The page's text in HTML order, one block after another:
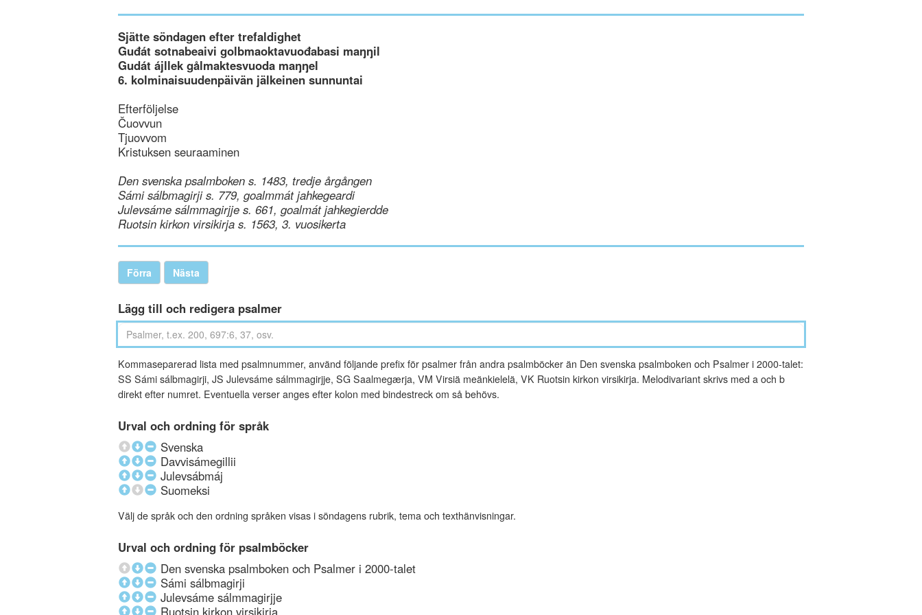
Sjätte söndagen efter trefaldighet
Guđát sotnabeaivi golbmaoktavuođabasi maŋŋil
Gudát ájllek gålmaktesvuoda maŋŋel
6. kolminaisuudenpäivän jälkeinen sunnuntai
Efterföljelse
Čuovvun
Tjuovvom
Kristuksen seuraaminen
Den svenska psalmboken s. 1483, tredje årgången
Sámi sálbmagirji s. 779, goalmmát jahkegeardi
Julevsáme sálmmagirjje s. 661, goalmát jahkegierdde
Ruotsin kirkon virsikirja s. 1563, 3. vuosikerta
Förra Nästa
Lägg till och redigera psalmer
Kommaseparerad lista med psalmnummer, använd följande prefix för psalmer från andra psalmböcker än Den svenska psalmboken och Psalmer i 2000-talet:
SS Sámi sálbmagirji, JS Julevsáme sálmmagirjje, SG Saalmegærja, VM Virsiä meänkielelä, VK Ruotsin kirkon virsikirja. Melodivariant skrivs med a och b
direkt efter numret. Eventuella verser anges efter kolon med bindestreck om så behövs.
Urval och ordning för språk
Svenska
Davvisámegillii
Julevsábmáj
Suomeksi
Välj de språk och den ordning språken visas i söndagens rubrik, tema och texthänvisningar.
Urval och ordning för psalmböcker
Den svenska psalmboken och Psalmer i 2000-talet
Sámi sálbmagirji
Julevsáme sálmmagirjje
Ruotsin kirkon virsikirja